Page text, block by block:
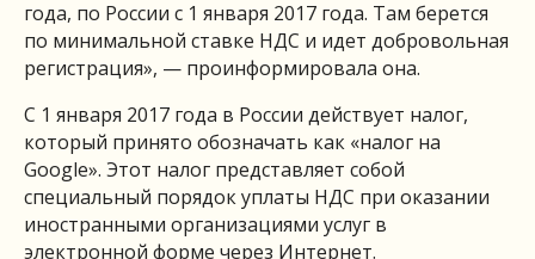
года, по России с 1 января 2017 года. Там берется
по минимальной ставке НДС и идет добровольная
регистрация», — проинформировала она.
С 1 января 2017 года в России действует налог,
который принято обозначать как «налог на
Google». Этот налог представляет собой
специальный порядок уплаты НДС при оказании
иностранными организациями услуг в
электронной форме через Интернет.